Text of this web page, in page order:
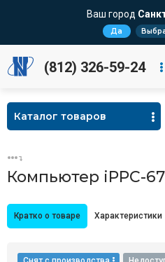
Ваш город
Да
(812) 326-59-24
Каталог товаров
Компьютер iPPC-
Кратко о товаре Характеристики